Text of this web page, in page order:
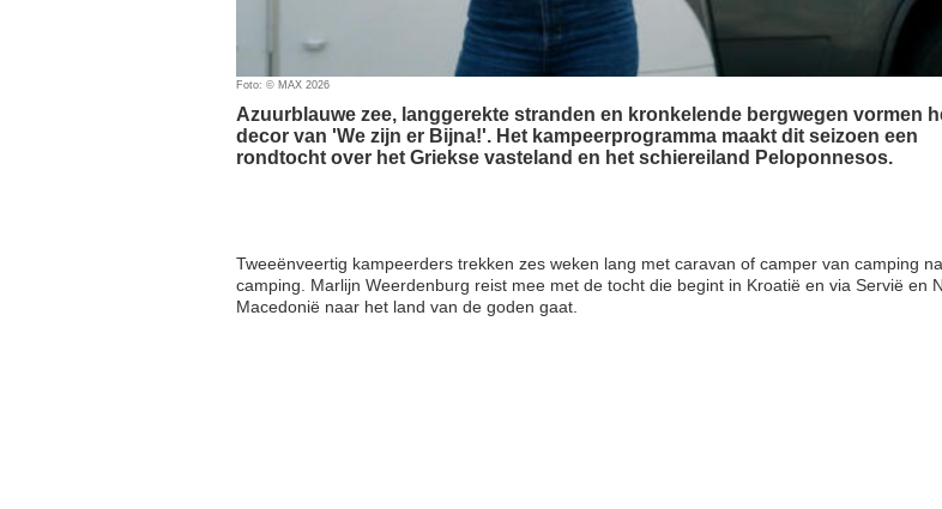
Foto: © MAX 2026
Azuurblauwe zee, langgerekte stranden en kronkelende bergwegen vormen
decor van 'We zijn er Bijna!'. Het kampeerprogramma maakt dit seizoen een
rondtocht over het Griekse vasteland en het schiereiland Peloponnesos.
Tweeënveertig kampeerders trekken zes weken lang met caravan of camper van camping
camping. Marlijn Weerdenburg reist mee met de tocht die begint in Kroatië en via Servië en
Macedonië naar het land van de goden gaat.